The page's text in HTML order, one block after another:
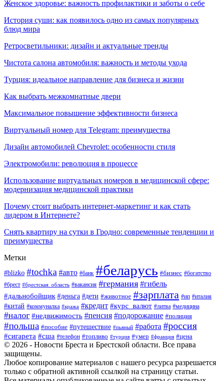
Женское здоровье: важность профилактики и заботы о себе
История суши: как появилось одно из самых популярных
блюд мира
Ретросветильники: дизайн и актуальные тренды
Чистота салона автомобиля: важность и методы ухода
Турция: идеальное направление для бизнеса и жизни
Как выбрать межкомнатные двери
Максимальное повышение эффективности бизнеса
Виртуальный номер для Telegram: преимущества
Дизайн автомобилей Chevrolet: особенности стиля
Электромобили: революция в процессе
Использование виртуальных номеров в медицинской сфере:
модернизация медицинской практики
Почему стоит выбрать интернет-маркетинг и как стать
лидером в Интернете?
Снять квартиру на сутки в Гродно: современные тенденции и
преимущества
Метки
#blizko #tochka #авто #банк #беларусь #бизнес #богатство
#брест #брестская_область #вакансия #германия #гибель
#дальнобойщик #деньга #дети #животное #зарплата #ип #италия
#китай #коммуналка #кража #кредит #курс_валют #литва #медицина
#налог #недвижимость #пенсия #подорожание #полиция
#польша #пособие #путешествие #пьяный #работа #россия
#сигарета #сша #телефон #топливо #турция #умер #франция #цена
© 2026 - Новости Бреста и Брестской области. Все права
защищены.
Любое копирование материалов с нашего ресурса разрешается
только с обратной активной ссылкой на страницу статьи.